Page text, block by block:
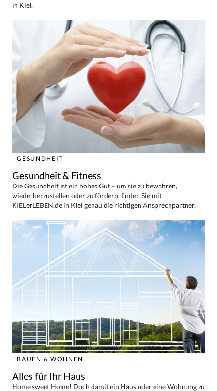
in Kiel.
GESUNDHEIT
Gesundheit & Fitness
Die Gesundheit ist ein hohes Gut – um sie zu bewahren,
wiederherzustellen oder zu fördern, finden Sie mit
KIELerLEBEN.de in Kiel genau die richtigen Ansprechpartner.
BAUEN & WOHNEN
Alles für Ihr Haus
Home sweet Home! Doch damit ein Haus oder eine Wohnung zu